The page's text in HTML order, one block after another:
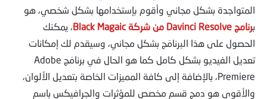
المتواجدة بشكل مجاني وأقوم بإستخدامها بشكل شخصي، هو
برنامج Davinci Resolve من شركة Black Magaic
، يمكنك
الحصول على هذا البرنامَج بشكل مجاني، وسيقدم لك إمكانات
تعديل الفيديو بشكل كامل كما هو الحال في برنامَج Adobe
Premiere، بالإضافة إلى كافة المميزات الخاصة بتعديل الألوان،
والأقوى هو دمج قسم مخصص للمؤثرات والجرافيكس باسم